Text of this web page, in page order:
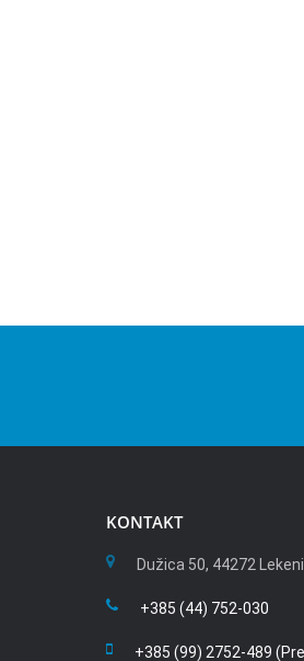
KONTAKT
Dužica 50, 44272
+385 (44) 752-030
+385 (99) 2752-489